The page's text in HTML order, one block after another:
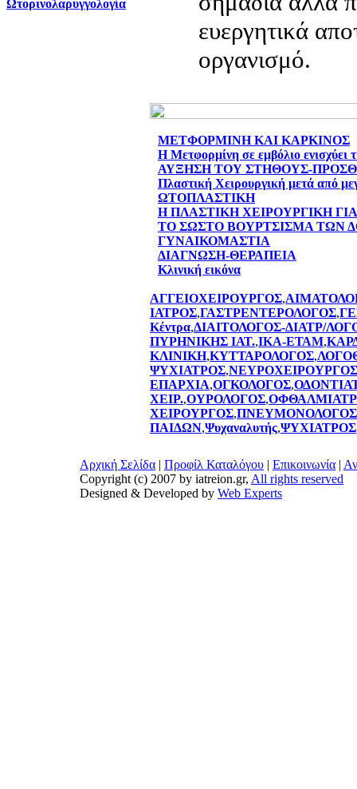
Ωτορινολαρυγγολογία
ευεργητικά
οργανισμό.
ΜΕΤΦΟΡΜΙΝΗ ΚΑΙ ΚΑΡΚΙΝΟΣ
Η Μετφορμίνη σε εμβόλιο ενισχύει
ΑΥΞΗΣΗ ΤΟΥ ΣΤΗΘΟΥΣ-
Πλαστική Χειρουργική μετά από
ΩΤΟΠΛΑΣΤΙΚΗ
Η ΠΛΑΣΤΙΚΗ ΧΕΙΡΟΥΡΓΙΚΗ
ΤΟ ΣΩΣΤΟ ΒΟΥΡΤΣΙΣΜΑ ΤΩΝ
ΓΥΝΑΙΚΟΜΑΣΤΙΑ
ΔΙΑΓΝΩΣΗ-ΘΕΡΑΠΕΙΑ
Κλινική εικόνα
ΑΓΓΕΙΟΧΕΙΡΟΥΡΓΟΣ,
ΙΑΤΡΟΣ,ΓΑΣΤΡΕΝΤΕΡΟΛΟΓΟΣ,
Κέντρα,ΔΙΑΙΤΟΛΟΓΟΣ-ΔΙΑΤΡ/
ΠΥΡΗΝΙΚΗΣ ΙΑΤ.,ΙΚΑ-ΕΤΑΜ,
ΚΛΙΝΙΚΗ,ΚΥΤΤΑΡΟΛΟΓΟΣ,
ΨΥΧΙΑΤΡΟΣ,ΝΕΥΡΟΧΕΙΡΟΥΡΓΟΣ
ΕΠΑΡΧΙΑ,ΟΓΚΟΛΟΓΟΣ,
ΧΕΙΡ.,ΟΥΡΟΛΟΓΟΣ,
ΧΕΙΡΟΥΡΓΟΣ,ΠΝΕΥΜΟΝΟΛΟΓΟΣ
ΠΑΙΔΩΝ,Ψυχαναλυτής,ΨΥΧΙΑΤΡΟΣ
Αρχική Σελίδα | Προφίλ Καταλόγου | Επικοινωνία |
Copyright (c) 2007 by iatreion.gr, All rights reserved
Designed & Developed by Web Experts